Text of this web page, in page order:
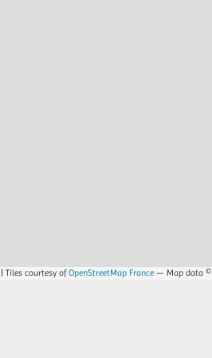
Tiles courtesy ofOpenStreetMap France— Map data ©